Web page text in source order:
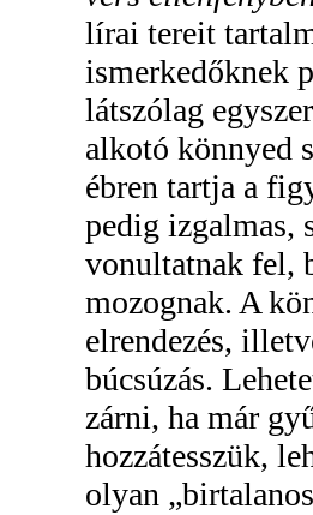
lírai tereit
ismerkedőknek
látszólag
alkotó könnyed
ébren tartja a
pedig izgalmas,
vonultatnak fel,
mozognak. A
elrendezés,
búcsúzás.
zárni, ha már
hozzátesszük,
olyan